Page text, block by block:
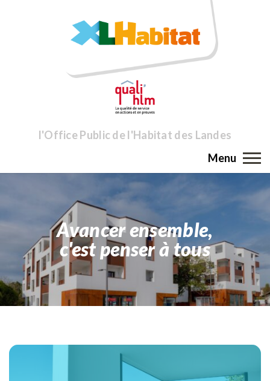
l'Office Public de l'Habitat des Landes
Menu
Avancer ensemble,
c'est penser à tous